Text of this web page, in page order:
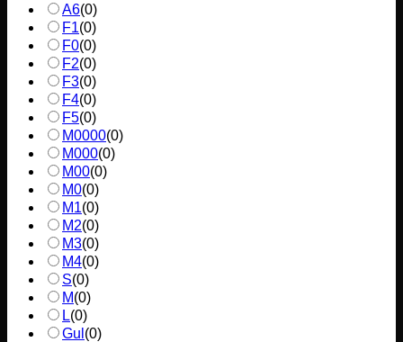
A6(0)
F1(0)
F0(0)
F2(0)
F3(0)
F4(0)
F5(0)
M0000(0)
M000(0)
M00(0)
M0(0)
M1(0)
M2(0)
M3(0)
M4(0)
S(0)
M(0)
L(0)
Gul (0)